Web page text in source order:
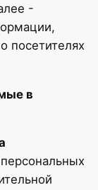
-
посетителях
в